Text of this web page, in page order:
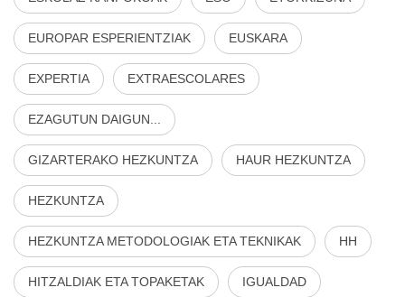
EUROPAR ESPERIENTZIAK EUSKARA
EXPERTIA EXTRAESCOLARES
EZAGUTUN DAIGUN...
GIZARTERAKO HEZKUNTZA HAUR HEZKUNTZA
HEZKUNTZA
HEZKUNTZA METODOLOGIAK ETA TEKNIKAK HH
HITZALDIAK ETA TOPAKETAK IGUALDAD